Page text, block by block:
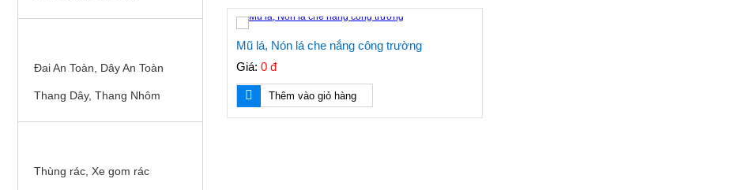
Mũ lá, Nón lá che nắng công trường
Giá: 0 đ
Thêm vào giỏ hàng
Đai An Toàn, Dây An Toàn
Thang Dây, Thang Nhôm
Thùng rác, Xe gom rác